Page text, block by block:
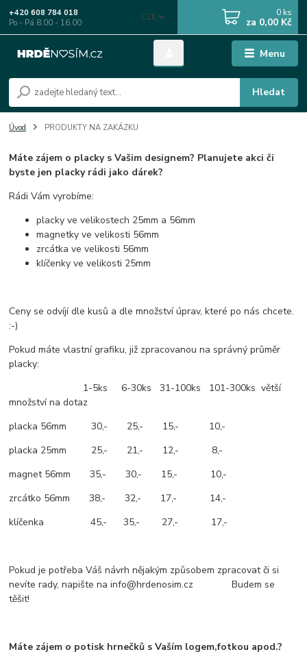
Menu
CZK
Hledat
+420 608 784 018
Po - Pá 8.00 - 16.00
0 ks
za 0,00 Kč
Úvod PRODUKTY NA ZAKÁZKU
Máte zájem o placky s Vašim designem? Planujete akci či
byste jen placky rádi jako dárek?
Rádi Vám vyrobíme:
placky ve velikostech 25mm a 56mm
magnetky ve velikosti 56mm
zrcátka ve velikosti 56mm
klíčenky ve velikosti 25mm
Ceny se odvíjí dle kusů a dle množství úprav, které po nás chcete.
:-)
Pokud máte vlastní grafiku, již zpracovanou na správný průměr
placky:
1-5ks 6-30ks 31-100ks 101-300ks větší
množství na dotaz
placka 56mm 30,- 25,- 15,- 10,-
placka 25mm 25,- 21,- 12,- 8,-
magnet 56mm 35,- 30,- 15,- 10,-
zrcátko 56mm 38,- 32,- 17,- 14,-
klíčenka 45,- 35,- 27,- 17,-
Pokud je potřeba Váš návrh nějakým způsobem zpracovat či si
nevíte rady, napište na info@hrdenosim.cz Budem se
těšit!
Máte zájem o potisk hrnečků s Vaším logem,fotkou apod.?